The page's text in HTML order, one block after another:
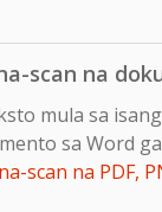
scan na
mula sa
sa Word
scan na PDF,